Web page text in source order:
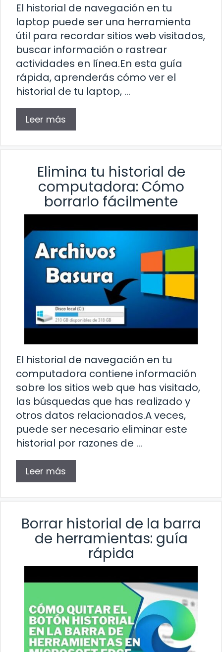
El historial de navegación en tu
laptop puede ser una herramienta
útil para recordar sitios web visitados,
buscar información o rastrear
actividades en línea.En esta guía
rápida, aprenderás cómo ver el
historial de tu laptop, …
Leer más
Elimina tu historial de
computadora: Cómo
borrarlo fácilmente
El historial de navegación en tu
computadora contiene información
sobre los sitios web que has visitado,
las búsquedas que has realizado y
otros datos relacionados.A veces,
puede ser necesario eliminar este
historial por razones de …
Leer más
Borrar historial de la barra
de herramientas: guía
rápida